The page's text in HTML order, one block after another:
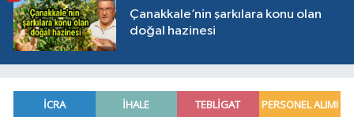
Çanakkale’nin şarkılara konu olan
doğal hazinesi